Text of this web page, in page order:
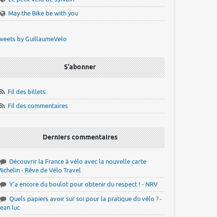
May the Bike be with you
by GuillaumeVelo
S'abonner
Fil des billets
Fil des commentaires
Derniers commentaires
Découvrir la France à vélo avec la nouvelle carte
- Rêve de Vélo Travel
Y'a encore du boulot pour obtenir du respect ! - NRV
Quels papiers avoir sur soi pour la pratique du vélo ? -
luc